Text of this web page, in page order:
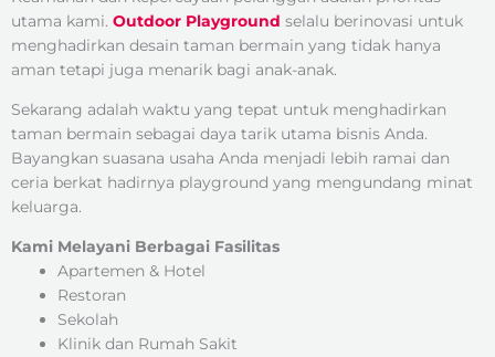
utama kami. Outdoor Playground selalu berinovasi untuk
menghadirkan desain taman bermain yang tidak hanya
aman tetapi juga menarik bagi anak-anak.
Sekarang adalah waktu yang tepat untuk menghadirkan
taman bermain sebagai daya tarik utama bisnis Anda.
Bayangkan suasana usaha Anda menjadi lebih ramai dan
ceria berkat hadirnya playground yang mengundang minat
keluarga.
Kami Melayani Berbagai Fasilitas
Apartemen & Hotel
Restoran
Sekolah
Klinik dan Rumah Sakit